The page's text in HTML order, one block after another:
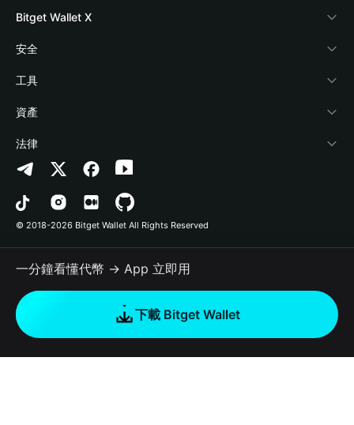
部落格
學院
加密資訊
幫助中心
‌聯繫我們
品牌資源
工作機會
Crypto Card
Stablecoin Earn
Payfi Crypto
Crypto Swap API
Altcoin Season Index
Prediction Markets
DApp
RWA
如何購買加密貨幣
Bitget Wallet X
開發者文件
連接錢包
Bitget Wallet Pay
合作上架
安全
風險保障基金
安全防護技術
工具
快捷買幣
授權檢測
合約檢測
批次轉帳
資產
Arbitrum
Avalanche
Bitcoin
Polygon
法律
隱私協議
用戶使用協議
© 2018-2026 Bitget Wallet All Rights Reserved
一分鐘看懂代幣 → App 立即用
下載 Bitget Wallet